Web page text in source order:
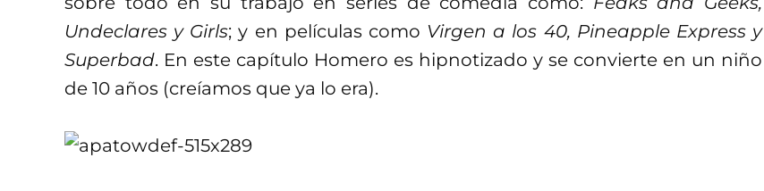
Undeclares y Girls; y en películas como Virgen a los 40, Pineapple Express y
Superbad. En este capítulo Homero es hipnotizado y se convierte en un niño
de 10 años (creíamos que ya lo era).